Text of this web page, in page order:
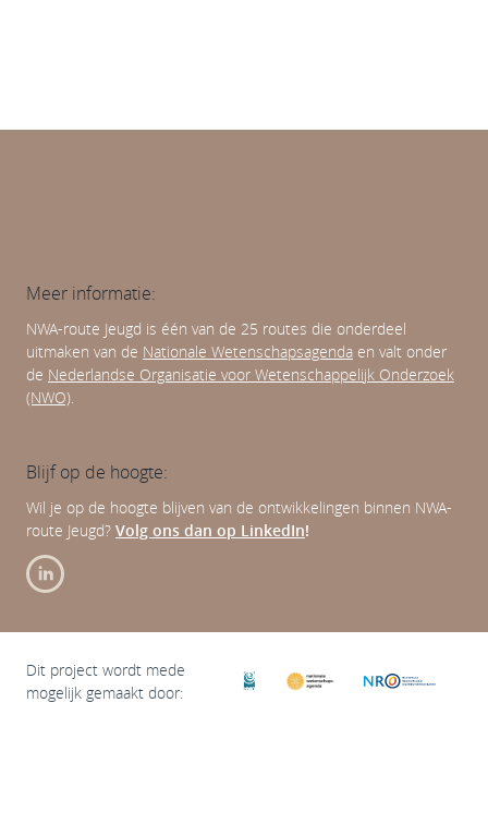
Meer informatie:
NWA-route Jeugd is één van de 25 routes die onderdeel
uitmaken van de Nationale Wetenschapsagenda en valt onder
de Nederlandse Organisatie voor Wetenschappelijk Onderzoek
(NWO).
Blijf op de hoogte:
Wil je op de hoogte blijven van de ontwikkelingen binnen NWA-
route Jeugd? Volg ons dan op LinkedIn!
Dit project wordt mede
mogelijk gemaakt door: